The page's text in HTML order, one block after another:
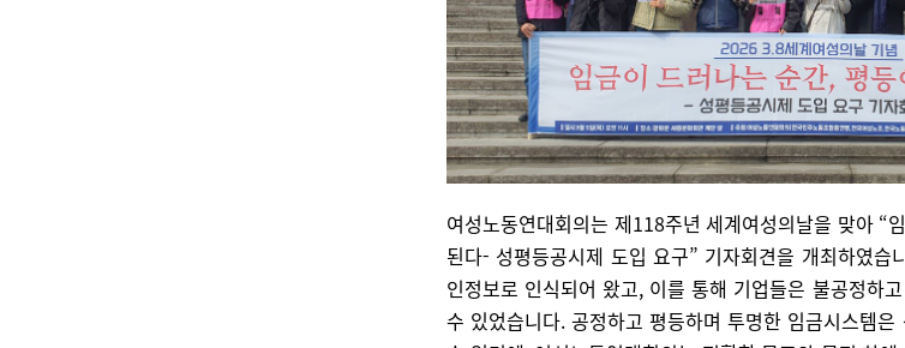
여성노동연대회의는 제118주년 세계여성의날을 맞아 “
된다- 성평등공시제 도입 요구” 기자회견을 개최하였습
인정보로 인식되어 왔고, 이를 통해 기업들은 불공정하
수 있었습니다. 공정하고 평등하며 투명한 임금시스템